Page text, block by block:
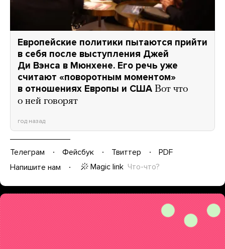
Европейские политики пытаются прийти
в себя после выступления Джей
Ди Вэнса в Мюнхене. Его речь уже
считают «поворотным моментом»
в отношениях Европы и США Вот что
о ней говорят
год назад
Телеграм Фейсбук Твиттер
PDF
Напишите нам
Magic link Что-что?